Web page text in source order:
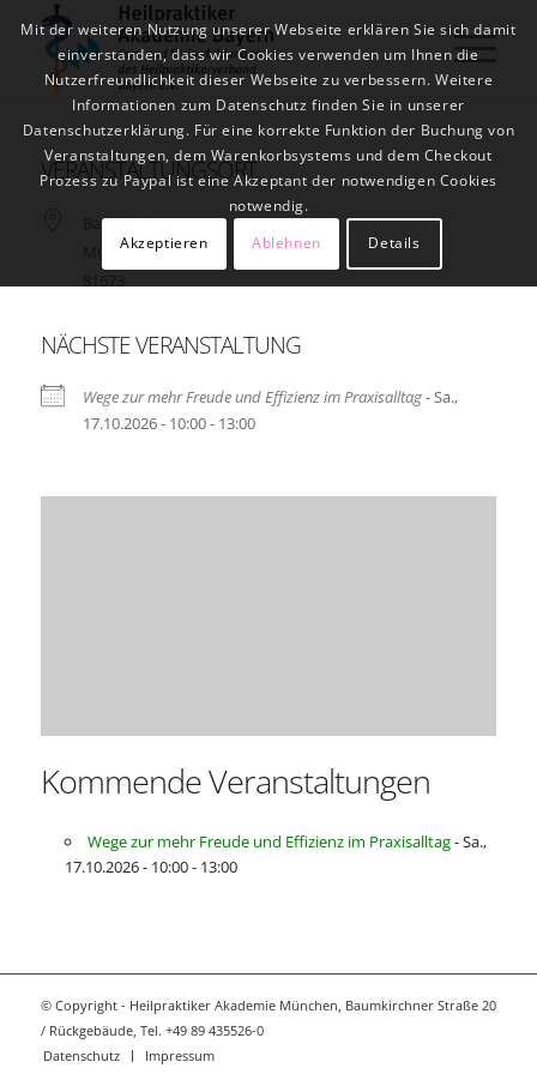
VERANSTALTUNGSORT
Baumkirchnerstr. 20
München
NÄCHSTE VERANSTALTUNG
Wege zur mehr Freude und Effizienz im Praxisalltag- Sa.,
17.10.2026 - 10:00 - 13:00
Kommende Veranstaltungen
Wege zur mehr Freude und Effizienz im Praxisalltag- Sa.,
17.10.2026 - 10:00 - 13:00
© Copyright - Heilpraktiker Akademie München, Baumkirchner Straße 20
/ Rückgebäude, Tel. +49 89 435526-0
Datenschutz
Impressum
Mit der weiteren Nutzung unserer Webseite erklären Sie sich damit
einverstanden, dass wir Cookies verwenden um Ihnen die
Nutzerfreundlichkeit dieser Webseite zu verbessern. Weitere
Informationen zum Datenschutz finden Sie in unserer
Datenschutzerklärung. Für eine korrekte Funktion der Buchung von
Veranstaltungen, dem Warenkorbsystems und dem Checkout
Prozess zu Paypal ist eine Akzeptant der notwendigen Cookies
notwendig.
Akzeptieren
Ablehnen Details